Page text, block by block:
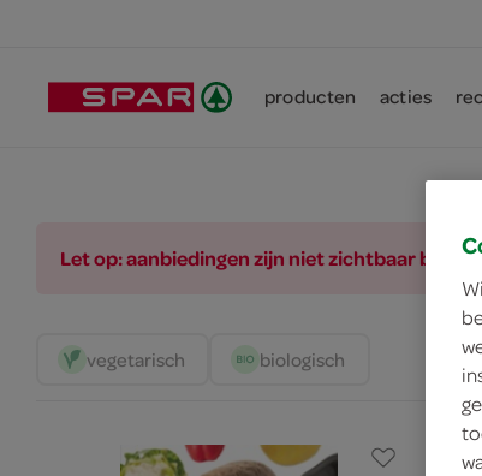
producten acties
Let op: aanbiedingen zijn niet zichtbaar bij
vegetarisch biologisch